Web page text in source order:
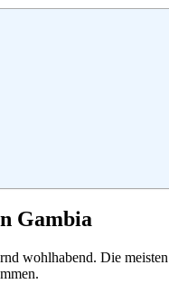
Gambia
wohlhabend. Die